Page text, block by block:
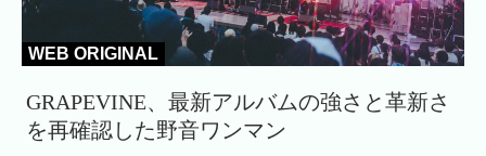
WEB ORIGINAL
GRAPEVINE、最新アルバムの強さと革新さ
を再確認した野音ワンマン